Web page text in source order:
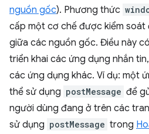
nguồn gốc). Phương thức
cấp một cơ chế được kiểm soát
giữa các nguồn gốc. Điều này
triển khai các ứng dụng nhắn
các ứng dụng khác. Ví dụ: một
thể sử dụng postMessage để
người dùng đang ở trên các
sử dụng postMessage trong